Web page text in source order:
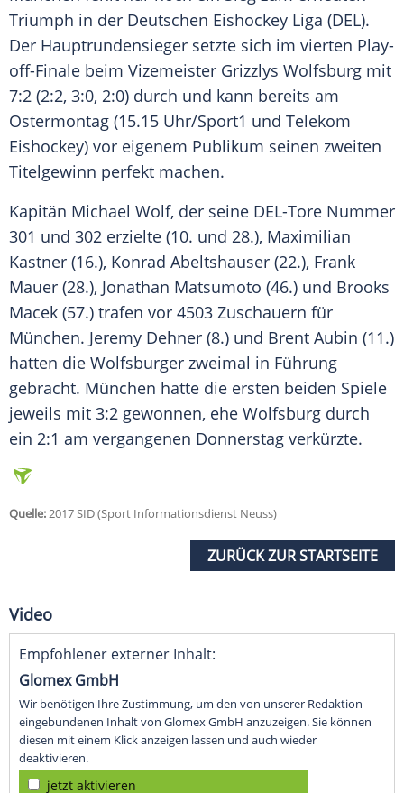
Triumph in der Deutschen Eishockey Liga (DEL).
Der Hauptrundensieger setzte sich im vierten Play-
off-Finale beim Vizemeister Grizzlys Wolfsburg mit
7:2 (2:2, 3:0, 2:0) durch und kann bereits am
Ostermontag (15.15 Uhr/Sport1 und Telekom
Eishockey) vor eigenem Publikum seinen zweiten
Titelgewinn perfekt machen.
Kapitän Michael Wolf, der seine DEL-Tore Nummer
301 und 302 erzielte (10. und 28.), Maximilian
Kastner (16.), Konrad Abeltshauser (22.), Frank
Mauer (28.), Jonathan Matsumoto (46.) und Brooks
Macek (57.) trafen vor 4503 Zuschauern für
München. Jeremy Dehner (8.) und Brent Aubin (11.)
hatten die Wolfsburger zweimal in Führung
gebracht. München hatte die ersten beiden Spiele
jeweils mit 3:2 gewonnen, ehe Wolfsburg durch
ein 2:1 am vergangenen Donnerstag verkürzte.
Quelle:2017 SID (Sport Informationsdienst Neuss)
ZURÜCK ZUR STARTSEITE
Video
Empfohlener externer Inhalt:
Glomex GmbH
Wir benötigen Ihre Zustimmung, um den von unserer Redaktion
eingebundenen Inhalt von Glomex GmbH anzuzeigen. Sie können
diesen mit einem Klick anzeigen lassen und auch wieder
deaktivieren.
jetzt aktivieren